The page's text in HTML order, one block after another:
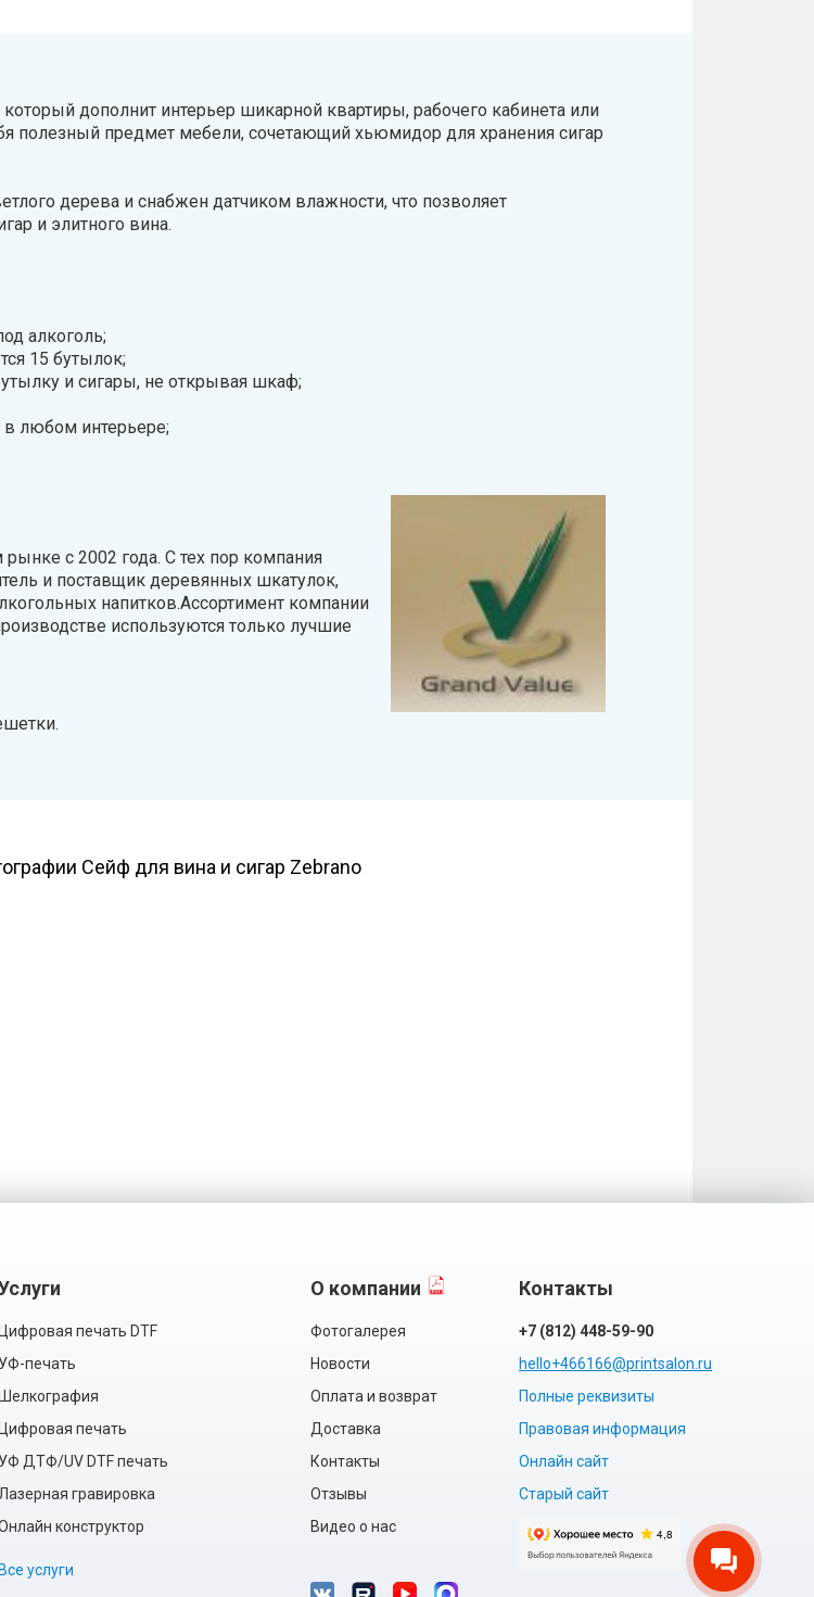
дополнит интерьер шикарной квартиры, рабочего кабинета или
полезный предмет мебели, сочетающий хьюмидор для хранения сигар
дерева и снабжен датчиком влажности, что позволяет
и элитного вина.
алкоголь;
15 бутылок;
и сигары, не открывая шкаф;
любом интерьере;
с 2002 года. С тех пор компания
и поставщик деревянных шкатулок,
напитков.Ассортимент компании
используются только лучшие
Сейф для вина и сигар Zebrano
Цифровая печать DTF
УФ-печать
Шелкография
Цифровая печать
УФ ДТФ/UV DTF печать
Лазерная гравировка
конструктор
Все услуги
О компании
Фотогалерея
Новости
Оплата и возврат
Доставка
Контакты
Отзывы
Видео о нас
Контакты
+7 (812) 448-59-90
hello+466166@printsalon.ru
Полные реквизиты
Правовая информация
Онлайн сайт
Старый сайт